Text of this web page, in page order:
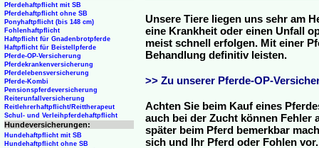
Unsere Tiere liegen uns sehr am
eine Krankheit oder einen Unfall
meist schnell erfolgen. Mit einer
Behandlung definitiv leisten.
>> Zu unserer Pferde-OP-
Achten Sie beim Kauf eines
auch bei der Zucht können Fehler
später beim Pferd bemerkbar
sich und Ihr Pferd oder Fohlen vor.
Pferdehaftpflicht mit SB
Pferdehaftpflicht ohne SB
Ponyhaftpflicht (bis 148 cm)
Fohlenhaftpflicht
Haftpflicht für Gnadenbrotpferde
Haftpflicht für Beistellpferde
Pferde-OP-Versicherung
Pferdekrankenversicherung
Pferdelebensversicherung
Pferde-Kombi
Pensionspferdeversicherung
Reiterunfallversicherung
Reitlehrerhaftpflicht/Reittherapeut
Schul- und Verleihpferdehaftpflicht
Hundeversicherungen:
Hundehaftpflicht mit SB
Hundehaftpflicht ohne SB